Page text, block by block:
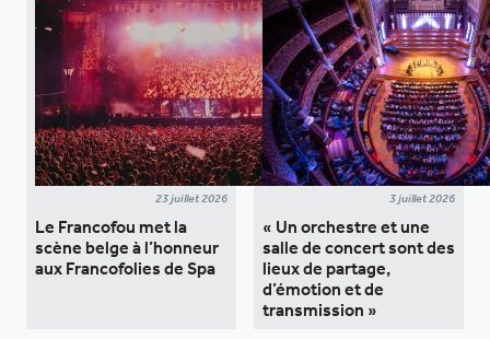
23 juillet 2026
Le Francofou met la
scène belge à l’honneur
aux Francofolies de Spa
3 juillet 2026
« Un orchestre et une
salle de concert sont des
lieux de partage,
d’émotion et de
transmission »